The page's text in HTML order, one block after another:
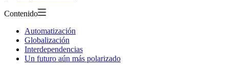
Contenido
Automatización
Globalización
Interdependencias
Un futuro aún más polarizado